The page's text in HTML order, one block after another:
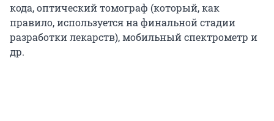
кода, оптический томограф (который, как
правило, используется на финальной стадии
разработки лекарств), мобильный спектрометр и
др.